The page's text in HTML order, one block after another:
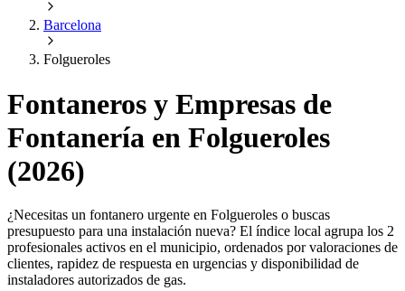
Barcelona
Folgueroles
Fontaneros y Empresas de
Fontanería en Folgueroles
(2026)
¿Necesitas un fontanero urgente en Folgueroles o buscas
presupuesto para una instalación nueva? El índice local agrupa los 2
profesionales activos en el municipio, ordenados por valoraciones de
clientes, rapidez de respuesta en urgencias y disponibilidad de
instaladores autorizados de gas.